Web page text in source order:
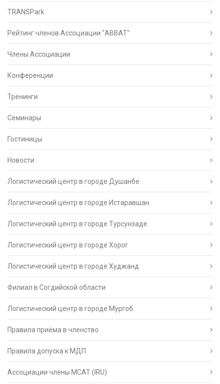
TRANSPark
Рейтинг членов Ассоциации "АВВАТ"
Члены Ассоциации
Конференции
Тренинги
Семинары
Гостиницы
Новости
Логистический центр в городе Душанбе
Логистический центр в городе Истаравшан
Логистический центр в городе Турсунзаде
Логистический центр в городе Хорог
Логистический центр в городе Худжанд
Филиал в Согдийской области
Логистический центр в городе Мургоб
Правила приёма в членство
Правила допуска к МДП
Ассоциации члены МСАТ (IRU)